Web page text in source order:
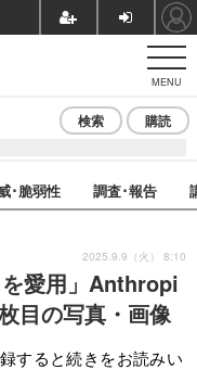
MENU
検索 購読
･脆弱性 調査･報告
を愛用」Anthropi
目の写真・画像
2025.9.9（火） 8:10
すると続きをお読みい